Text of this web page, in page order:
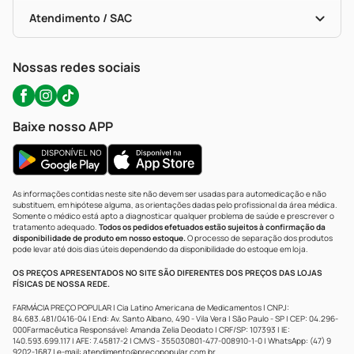
Políticas De Marketplace
Autoteste Covid-19
Portal Da Privacidade
Atendimento / SAC
Nossas redes sociais
Baixe nosso APP
As informações contidas neste site não devem ser usadas para automedicação e não
substituem, em hipótese alguma, as orientações dadas pelo profissional da área médica.
Somente o médico está apto a diagnosticar qualquer problema de saúde e prescrever o
tratamento adequado. Todos os pedidos efetuados estão sujeitos à confirmação da
disponibilidade de produto em nosso estoque.O processo de separação dos produtos
pode levar até dois dias úteis dependendo da disponibilidade do estoque em loja.
OS PREÇOS APRESENTADOS NO SITE SÃO DIFERENTES DOS PREÇOS DAS LOJAS
FÍSICAS DE NOSSA REDE.
FARMÁCIA PREÇO POPULAR | Cia Latino Americana de Medicamentos | CNPJ:
84.683.481/0416-04 | End: Av. Santo Albano, 490 - Vila Vera | São Paulo - SP | CEP: 04.296-
000Farmacêutica Responsável: Amanda Zelia Deodato | CRF/SP: 107393 | IE:
140.593.699.117 | AFE: 7.45817-2 | CMVS - 355030801-477-008910-1-0 | WhatsApp: (47) 9
9202-1687 | e-mail: atendimento@precopopular.com.br.